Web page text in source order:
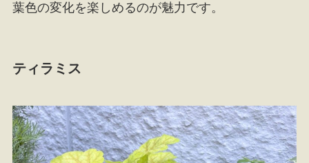
葉色の変化を楽しめるのが魅力です。
ティラミス